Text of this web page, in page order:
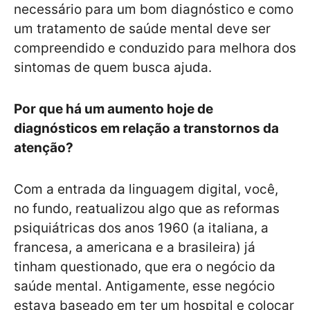
necessário para um bom diagnóstico e como
um tratamento de saúde mental deve ser
compreendido e conduzido para melhora dos
sintomas de quem busca ajuda.
Por que há um aumento hoje de
diagnósticos em relação a transtornos da
atenção?
Com a entrada da linguagem digital, você,
no fundo, reatualizou algo que as reformas
psiquiátricas dos anos 1960 (a italiana, a
francesa, a americana e a brasileira) já
tinham questionado, que era o negócio da
saúde mental. Antigamente, esse negócio
estava baseado em ter um hospital e colocar